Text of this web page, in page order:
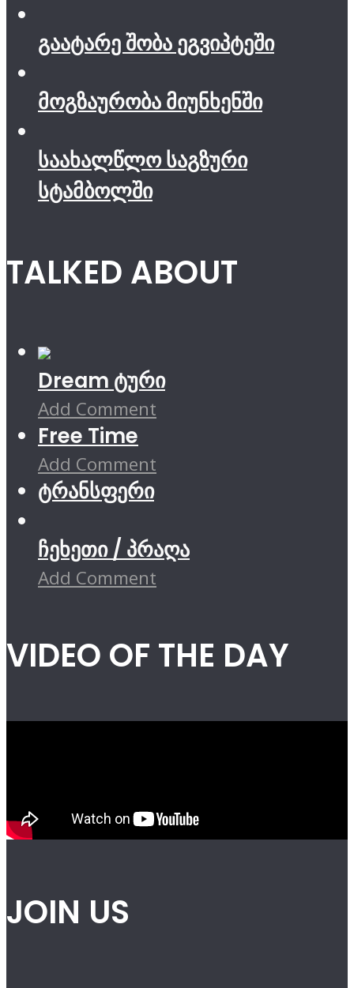
გაატარე შობა ეგვიპტეში
მოგზაურობა მიუნხენში
საახალწლო საგზური
სტამბოლში
TALKED ABOUT
Dream ტური
Add Comment
Free Time
Add Comment
ტრანსფერი
ჩეხეთი / პრაღა
Add Comment
VIDEO OF THE DAY
JOIN US